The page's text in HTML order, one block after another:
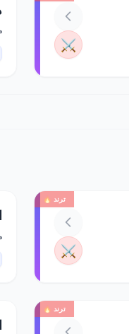
⚔️
ترند 🔥
⚔️
ترند 🔥